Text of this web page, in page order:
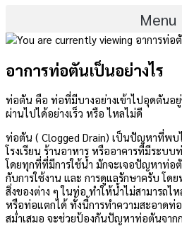
Menu
อาการท่อตันเป็นอย่างไร
ท่อตัน คือ ท่อที่มีบางอย่างเข้าไปอุดตันอยู่
ผ่านไปได้อย่างเร็ว หรือ ไหลไม่ดี
ท่อตัน ( Clogged Drain) เป็นปัญหาที่พบ
โรงเรียน ร้านอาหาร หรืออาคารที่มีระบ
โดยทุกที่ที่มีการใช้น้ำ มักจะเจอปัญหาท่อ
กับการใช้งาน และ การดูแลรักษาครับ โด
สิ่งของต่าง ๆ ในท่อ ทำให้น้ำไม่สามารถไ
หรือท่อแตกได้ ทั้งนี้การทำความสะอาดท่
สม่ำเสมอ จะช่วยป้องกันปัญหาท่อตันจาก